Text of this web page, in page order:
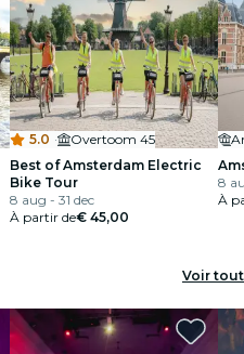
5.0 ·
Overtoom 45
Best of Amsterdam Electric
Bike Tour
8 aug - 31 dec
À partir de€ 45,00
8
À
Voir tout